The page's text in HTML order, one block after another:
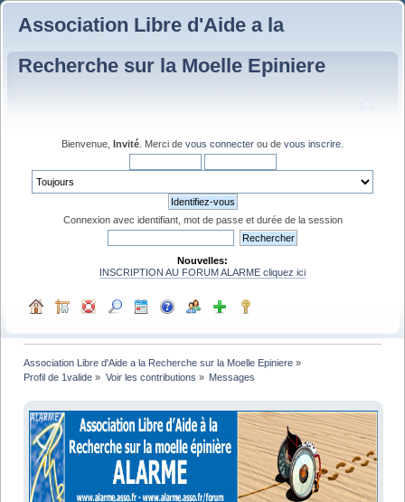
Association Libre d'Aide a la
Recherche sur la Moelle Epiniere
Bienvenue, Invité . Merci de vous connecter ou de vous inscrire
Connexion avec identifiant, mot de passe et durée de la session
Nouvelles:
INSCRIPTION AU FORUM ALARME cliquez ici
Association Libre d'Aide a la Recherche sur la Moelle Epiniere »
Profil de 1valide » Voir les contributions » Messages